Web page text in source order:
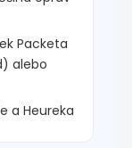
Packeta
alebo
a Heureka